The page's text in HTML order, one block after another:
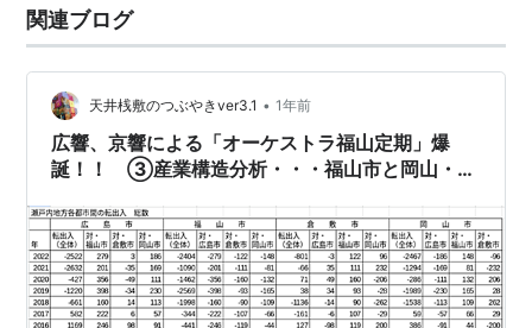
関連ブログ
天井桟敷のつぶやきver3.1 • 1年前
広響、京響による「オーケストラ福山定期」爆
誕！！ ③産業構造分析・・・福山市と岡山・倉